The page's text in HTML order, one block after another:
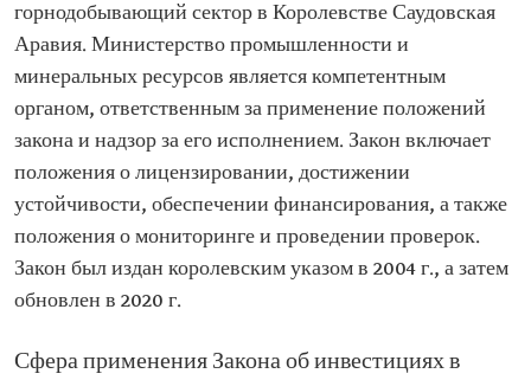
горнодобывающий сектор в Королевстве Саудовская
Аравия. Министерство промышленности и
минеральных ресурсов является компетентным
органом, ответственным за применение положений
закона и надзор за его исполнением. Закон включает
положения о лицензировании, достижении
устойчивости, обеспечении финансирования, а также
положения о мониторинге и проведении проверок.
Закон был издан королевским указом в 2004 г., а затем
обновлен в 2020 г.
Сфера применения Закона об инвестициях в